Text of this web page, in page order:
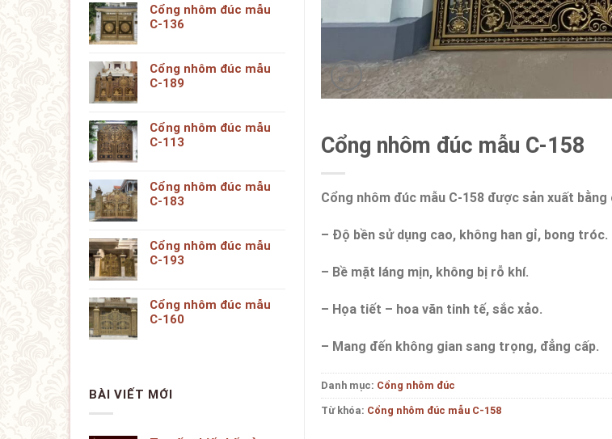
Cổng nhôm đúc mẫu C-158
Cổng nhôm đúc mẫu C-158 được sản xuất
– Độ bền sử dụng cao, không han gỉ, bong tróc.
– Bề mặt láng mịn, không bị rỗ khí.
– Họa tiết – hoa văn tinh tế, sắc xảo.
– Mang đến không gian sang trọng, đẳng cấp.
Danh mục: Cổng nhôm đúc
Từ khóa: Cổng nhôm đúc mẫu C-158
Cổng nhôm đúc mẫu
C-136
Cổng nhôm đúc mẫu
C-189
Cổng nhôm đúc mẫu
C-113
Cổng nhôm đúc mẫu
C-183
Cổng nhôm đúc mẫu
C-193
Cổng nhôm đúc mẫu
C-160
BÀI VIẾT MỚI